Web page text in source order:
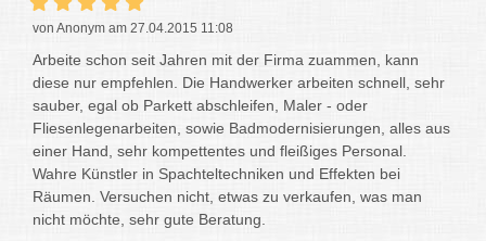
von Anonym am 27.04.2015 11:08
Arbeite schon seit Jahren mit der Firma zuammen, kann
diese nur empfehlen. Die Handwerker arbeiten schnell, sehr
sauber, egal ob Parkett abschleifen, Maler - oder
Fliesenlegenarbeiten, sowie Badmodernisierungen, alles aus
einer Hand, sehr kompettentes und fleißiges Personal.
Wahre Künstler in Spachteltechniken und Effekten bei
Räumen. Versuchen nicht, etwas zu verkaufen, was man
nicht möchte, sehr gute Beratung.